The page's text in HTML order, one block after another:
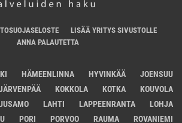
LISÄÄ YRITYS SIVUSTOLLE
ANNA PALAUTETTA
HÄMEENLINNA HYVINKÄÄ
JOENSUU
KOKKOLA KOTKA
KOUVOLA
LAHTI LAPPEENRANTA
LOHJA
PORI PORVOO RAUMA ROVANIEMI